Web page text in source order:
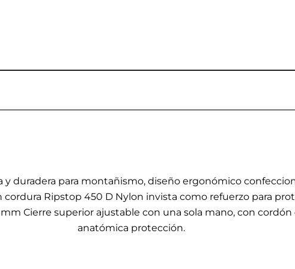
y duradera para montañismo, diseño ergonómico
Ripstop 450 D Nylon invista como refuerzo para
Cierre superior ajustable con una sola mano, con
anatómica protección.